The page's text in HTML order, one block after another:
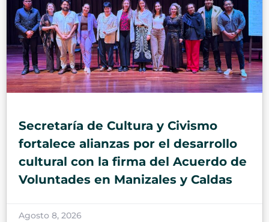
Secretaría de Cultura y Civismo
fortalece alianzas por el desarrollo
cultural con la firma del Acuerdo de
Voluntades en Manizales y Caldas
Agosto 8, 2026